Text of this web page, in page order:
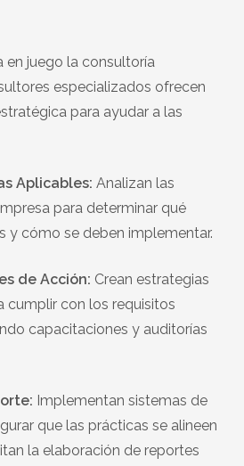
en juego la consultoría
especializados ofrecen
para ayudar a las
Aplicables: Analizan las
para determinar qué
y cómo se deben implementar.
de Acción: Crean estrategias
cumplir con los requisitos
capacitaciones y auditorías
Implementan sistemas de
que las prácticas se alineen
la elaboración de reportes